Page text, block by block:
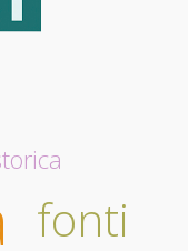
fonti